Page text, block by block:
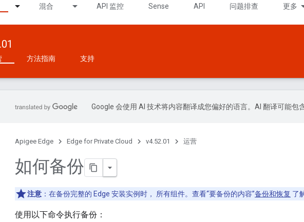
混合 API 监控 Sense API 问题排查 更多
方法指南 支持
Google 会使用 AI 技术将内容翻译成您偏好的语言。AI 翻译可能包
Apigee Edge Edge for Private Cloud v4.52.01 运营
如何备份
注意 ：在备份完整的 Edge 安装实例时， 所有组件。查看“要备份的内容”备份和恢复 了
使用以下命令执行备份：